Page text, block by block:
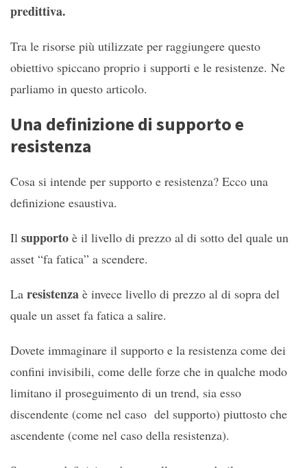
predittiva.
Tra le risorse più utilizzate per raggiungere questo
obiettivo spiccano proprio i supporti e le resistenze. Ne
parliamo in questo articolo.
Una definizione di supporto e
resistenza
Cosa si intende per supporto e resistenza? Ecco una
definizione esaustiva.
Il supporto è il livello di prezzo al di sotto del quale un
asset “fa fatica” a scendere.
La resistenza è invece livello di prezzo al di sopra del
quale un asset fa fatica a salire.
Dovete immaginare il supporto e la resistenza come dei
confini invisibili, come delle forze che in qualche modo
limitano il proseguimento di un trend, sia esso
discendente (come nel caso del supporto) piuttosto che
ascendente (come nel caso della resistenza).